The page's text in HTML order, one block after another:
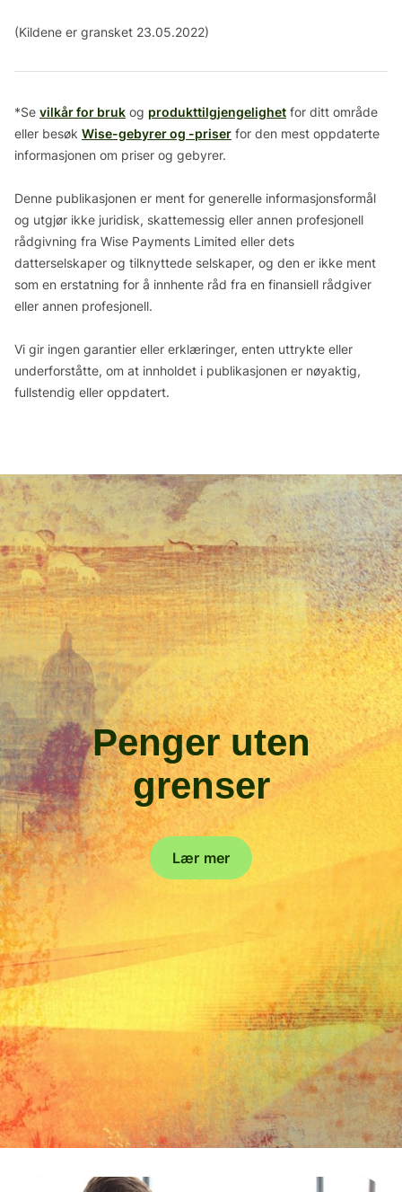
(Kildene er gransket 23.05.2022)
*Se vilkår for bruk og produkttilgjengelighet for ditt område
eller besøk Wise-gebyrer og -priser for den mest oppdaterte
informasjonen om priser og gebyrer.
Denne publikasjonen er ment for generelle informasjonsformål
og utgjør ikke juridisk, skattemessig eller annen profesjonell
rådgivning fra Wise Payments Limited eller dets
datterselskaper og tilknyttede selskaper, og den er ikke ment
som en erstatning for å innhente råd fra en finansiell rådgiver
eller annen profesjonell.
Vi gir ingen garantier eller erklæringer, enten uttrykte eller
underforståtte, om at innholdet i publikasjonen er nøyaktig,
fullstendig eller oppdatert.
Penger uten
grenser
Lær mer